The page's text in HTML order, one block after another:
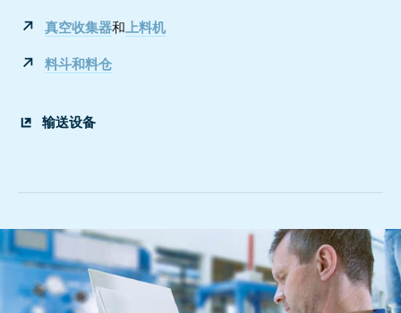
真空收集器和上料机
料斗和料仓
输送设备